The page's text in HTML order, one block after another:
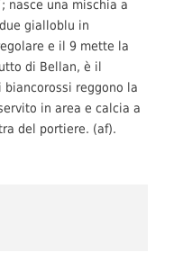
nasce una mischia a
gialloblu in
e il 9 mette la
di Bellan, è il
reggono la
in area e calcia a
del portiere. (af).